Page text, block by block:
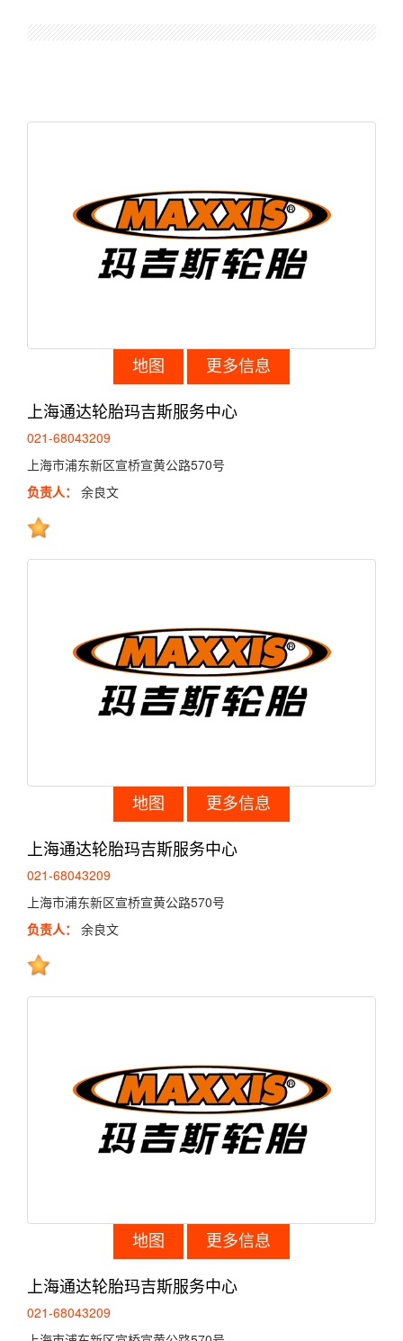
地图 更多信息
上海通达轮胎玛吉斯服务中心
021-68043209
上海市浦东新区宣桥宣黄公路570号
负责人：
余良文
地图 更多信息
上海通达轮胎玛吉斯服务中心
021-68043209
上海市浦东新区宣桥宣黄公路570号
负责人：
余良文
地图 更多信息
上海通达轮胎玛吉斯服务中心
021-68043209